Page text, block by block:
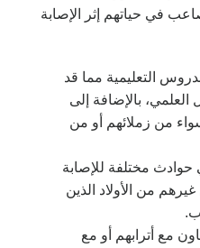
في حياتهم إثر الإصابة
التعليمية مما قد
بالإضافة إلى
من زملائهم أو من
مختلفة للإصابة
من الأولاد الذين
مع أترابهم أو مع